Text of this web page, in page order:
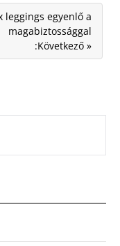
leggings egyenlő a
magabiztossággal
:Következő »